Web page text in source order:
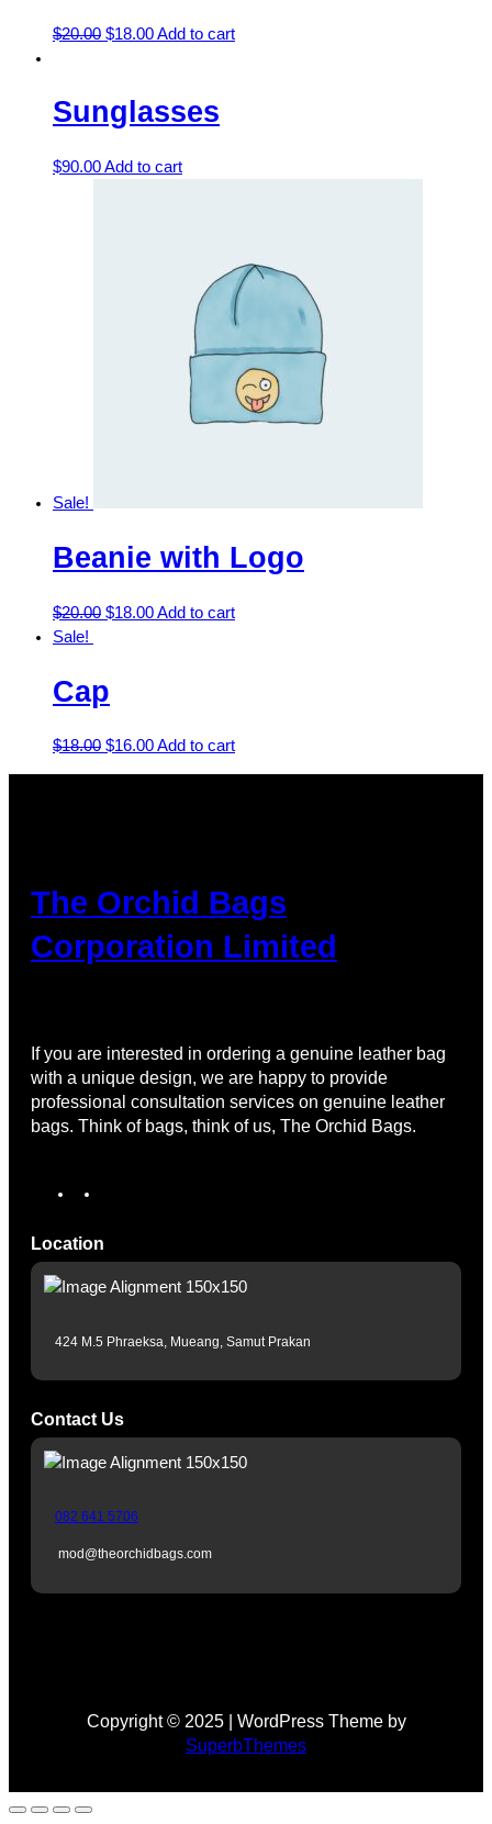
$20.00 $18.00Add to cart
Sunglasses
$90.00Add to cart
Sale!
Beanie with Logo
$20.00 $18.00Add to cart
Sale!
Cap
$18.00 $16.00Add to cart
The Orchid Bags
Corporation Limited
If you are interested in ordering a genuine leather bag
with a unique design, we are happy to provide
professional consultation services on genuine leather
bags. Think of bags, think of us, The Orchid Bags.
a
m
o
Location
424 M.5 Phraeksa, Mueang, Samut Prakan
Contact Us
082 641 5706
mod@theorchidbags.com
Copyright © 2025 | WordPress Theme by
SuperbThemes